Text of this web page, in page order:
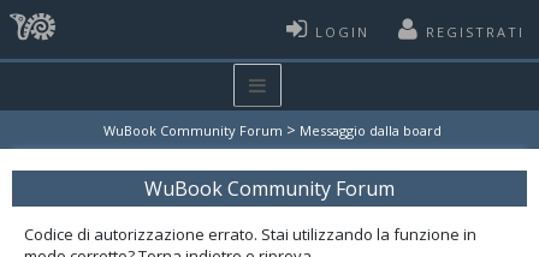
LOGIN REGISTRATI
WuBook Community Forum > Messaggio dalla board
WuBook Community Forum
Codice di autorizzazione errato. Stai utilizzando la funzione in